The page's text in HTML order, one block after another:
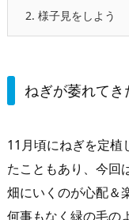
2. 様子見をしよう
ねぎが萎れてき
11月頃にねぎを定植
たこともあり、今回
畑にいくのが心配＆
何事もなく緑の毛の